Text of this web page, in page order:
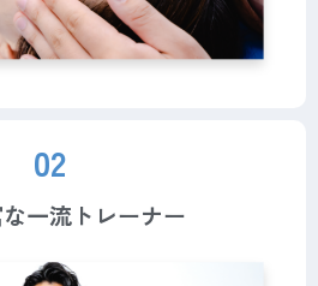
02
一流トレーナー